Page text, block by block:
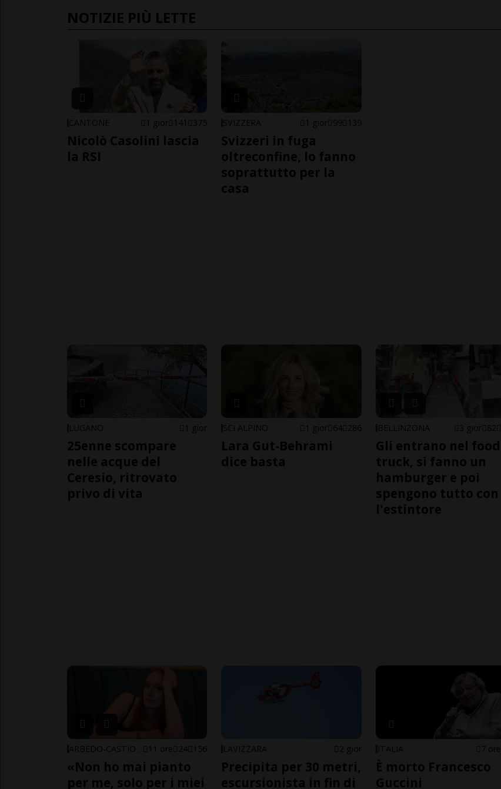
NOTIZIE PIÙ LETTE
CANTONE 1 gior 141 375
Nicolò Casolini lascia
la RSI
SVIZZERA 1 gior 99 139
Svizzeri in fuga
oltreconfine, lo fanno
soprattutto per la
casa
LUGANO 1 gior
25enne scompare
nelle acque del
Ceresio, ritrovato
privo di vita
SCI ALPINO 1 gior 64 286
Lara Gut-Behrami
dice basta
BELLINZONA 3 gior 82
Gli entrano nel food
truck, si fanno un
hamburger e poi
spengono tutto con
l'estintore
11 ore 24 156
«Non ho mai pianto
per me, solo per i miei
LAVIZZARA 2 gior
Precipita per 30 metri,
escursionista in fin di
ITALIA 7 ore
È morto Francesco
Guccini